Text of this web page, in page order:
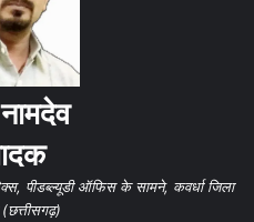
पीडब्ल्यूडी ऑफिस के सामने, कवर्धा जिला